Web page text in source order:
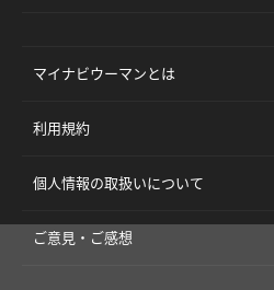
マイナビウーマンとは
利用規約
個人情報の取扱いについて
ご意見・ご感想